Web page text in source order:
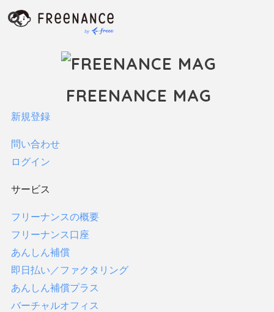
FREENANCE MAG
新規登録
問い合わせ
ログイン
サービス
フリーナンスの概要
フリーナンス口座
あんしん補償
即日払い／ファクタリング
あんしん補償プラス
バーチャルオフィス
インタビュー
ファクタリング
税金・確定申告
貯金
すべてみる
フリーランスコラム
法律
フリーナンスの概要
フリーナンス口座
あんしん補償